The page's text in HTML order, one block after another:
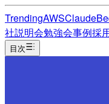
TrendingAWSClaude
社説明会勉強会事例採
目次